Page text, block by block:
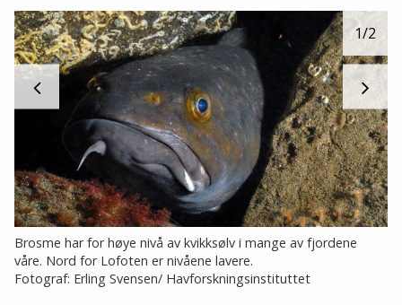
Brosme har for høye nivå av kvikksølv i mange av fjordene
våre. Nord for Lofoten er nivåene lavere.
Fotograf: Erling Svensen/ Havforskningsinstituttet
1/2